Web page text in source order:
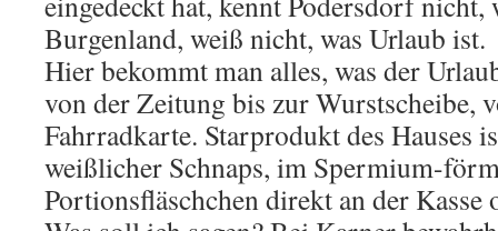
Burgenland, weiß nicht, was Urlaub ist.
Hier bekommt man alles, was der
von der Zeitung bis zur Wurstscheibe,
Fahrradkarte. Starprodukt des Hauses
weißlicher Schnaps, im Spermium-
Portionsfläschchen direkt an der Kasse